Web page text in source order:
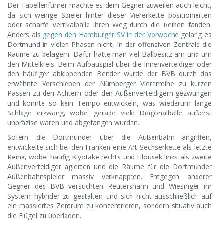
Der Tabellenführer machte es dem Gegner zuweilen auch leicht,
da sich wenige Spieler hinter dieser Viererkette positionierten
oder scharfe Vertikalbälle ihren Weg durch die Reihen fanden.
Anders als gegen den Hamburger SV in der Vorwoche gelang es
Dortmund in vielen Phasen nicht, in der offensiven Zentrale die
Räume zu belagern. Dafür hatte man viel Ballbesitz am und um
den Mittelkreis. Beim Aufbauspiel über die Innenverteidiger oder
den häufiger abkippenden Bender wurde der BVB durch das
erwähnte Verschieben der Nürnberger Viererreihe zu kurzen
Pässen zu den Achtern oder den Außenverteidigern gezwungen
und konnte so kein Tempo entwickeln, was wiederum lange
Schläge erzwang, wobei gerade viele Diagonalbälle äußerst
unpräzise waren und abgefangen wurden.
Sofern die Dortmunder über die Außenbahn angriffen,
entwickelte sich bei den Franken eine Art Sechserkette als letzte
Reihe, wobei häufig Kiyotake rechts und Hlousek links als zweite
Außenverteidiger agierten und die Räume für die Dortmunder
Außenbahnspieler massiv verknappten. Entgegen anderer
Gegner des BVB versuchten Reutershahn und Wiesinger ihr
System hybrider zu gestalten und sich nicht ausschließlich auf
ein massiertes Zentrum zu konzentrieren, sondern situativ auch
die Flügel zu überladen.